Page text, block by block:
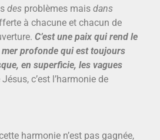
des problèmes mais dans
à chacune et chacun de
C’est une paix qui rend le
profonde qui est toujours
en superficie, les vagues
c’est l’harmonie de
harmonie n’est pas gagnée,